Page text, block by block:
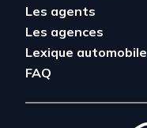
Les agents
Les agences
Lexique automobile
FAQ